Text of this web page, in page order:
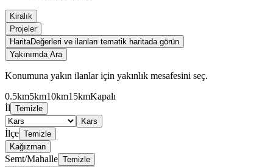
Kiralık
Projeler
HaritaDeğerleri ve ilanları tematik haritada görün
Yakınımda Ara
Konumuna yakın ilanlar için yakınlık mesafesini seç.
0.5km5km10km15kmKapalı
İl Temizle
Kars
İlçe Temizle
Kağızman
Semt/Mahalle Temizle